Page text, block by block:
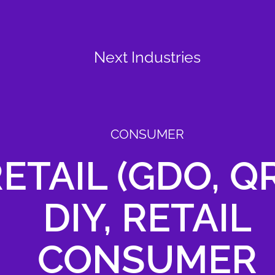
Next Industries
CONSUMER
(GDO,
DIY, RETAIL
CONSUMER